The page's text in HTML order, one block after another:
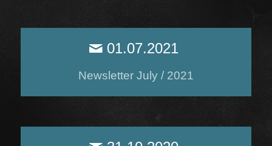
01.07.2021
Newsletter July / 2021